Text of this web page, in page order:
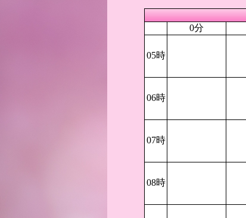
0分
05時
06時
07時
08時